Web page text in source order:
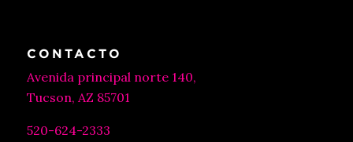
CONTACTO
Avenida principal norte 140,
Tucson, AZ 85701
520-624-2333